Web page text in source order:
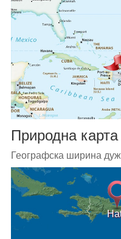
Природна карта
Географска ширина